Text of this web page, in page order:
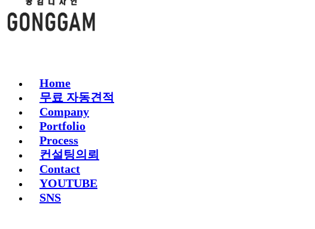
Home
무료 자동견적
Company
Portfolio
Process
컨설팅의뢰
Contact
YOUTUBE
SNS